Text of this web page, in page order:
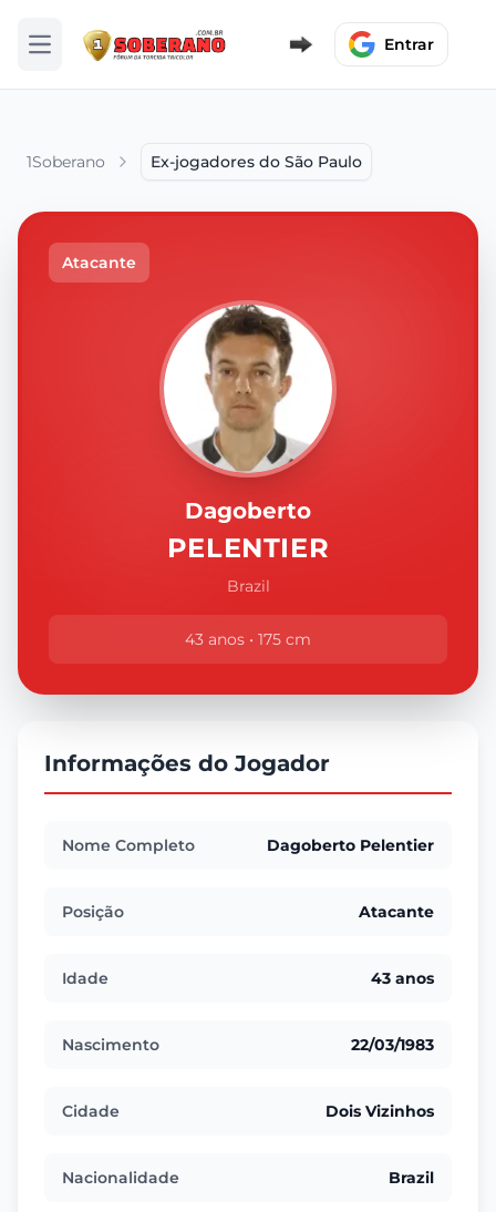
Abrir menu Entrar
1Soberano Ex-jogadores do São Paulo
Atacante
Dagoberto
PELENTIER
Brazil
43 anos • 175 cm
Informações do Jogador
Nome Completo Dagoberto Pelentier
Posição Atacante
Idade 43 anos
Nascimento 22/03/1983
Cidade Dois Vizinhos
Nacionalidade Brazil